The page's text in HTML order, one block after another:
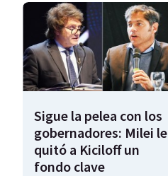
Sigue la pelea con los
gobernadores: Milei le
quitó a Kiciloff un
fondo clave